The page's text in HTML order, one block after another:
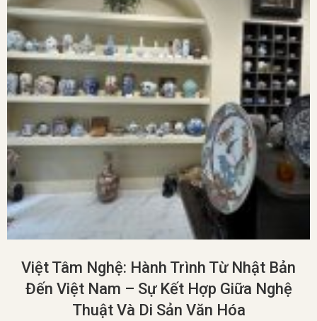
Việt Tâm Nghệ: Hành Trình Từ Nhật Bản
Đến Việt Nam – Sự Kết Hợp Giữa Nghệ
Thuật Và Di Sản Văn Hóa